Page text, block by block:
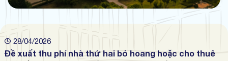
28/04/2026
Đề xuất thu phí nhà thứ hai bỏ hoang hoặc cho thuê